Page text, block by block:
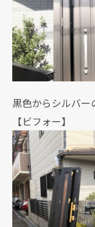
黒色からシルバー
【ビフォー】